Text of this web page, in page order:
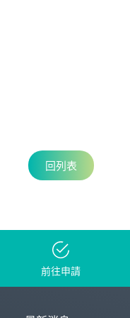
回列表
前往申請